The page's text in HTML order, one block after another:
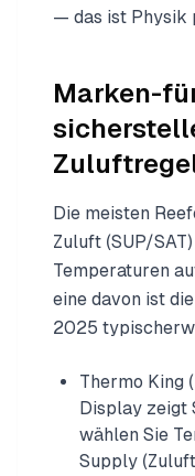
— das ist Physik
Marken-
Die meisten
Zuluft (SUP/
Temperaturen
eine davon ist
2025
Thermo King
Display zeigt
wählen Sie
Supply